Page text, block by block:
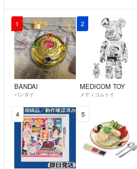
1
BANDAI
バンダイ
2
MEDICOM TOY
メディコムトイ
4 5